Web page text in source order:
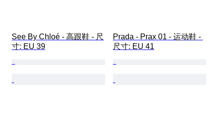
See By Chloé - 高跟鞋 - 尺
寸: EU 39
Prada - Prax 01 - 运动鞋 -
尺寸: EU 41